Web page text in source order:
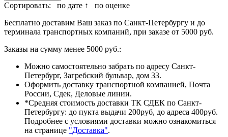
Сортировать: по дате ↑
по оценке
Бесплатно доставим Ваш заказ по Санкт-Петербургу и до
терминала транспортных компаний, при заказе от 5000 руб.
Заказы на сумму менее 5000 руб.:
Можно самостоятельно забрать по адресу Санкт-
Петербург, Загребский бульвар, дом 33.
Оформить доставку транспортной компанией, Почта
России, Сдек, Деловые линии.
*Средняя стоимость доставки ТК СДЕК по Санкт-
Петербургу: до пукта выдачи 200руб, до адреса 400руб.
Подробнее с условиями доставки можно ознакомиться
на странице "Доставка".